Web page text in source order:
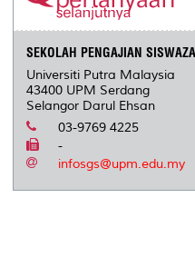
SEKOLAH PENGAJIAN
Universiti Putra Malaysia
43400 UPM Serdang
Selangor Darul Ehsan
03-9769 4225
-
infosgs@upm.edu.my